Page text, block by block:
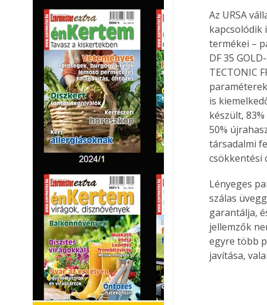
vendégl
Az URSA
kapcsolódik
termékei –
DF 35
TECTONIC
is
készült,
50%
társadalmi
csökkentési
Lényeges
szálas
garantálja,
jellemzők
egyre több
javítása,